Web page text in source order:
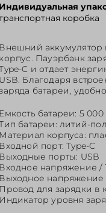
коробка
аккумулятор
Пауэрбанк
C и отдает
Благодаря
батареи,
батареи: 5
батареи: литий-
корпуса:
порт: Type-C
порты: USB
напряжение /
напряжение
для зарядки в
уровня